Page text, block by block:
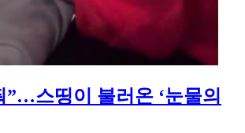
”…스띵이 불러온 ‘눈물의